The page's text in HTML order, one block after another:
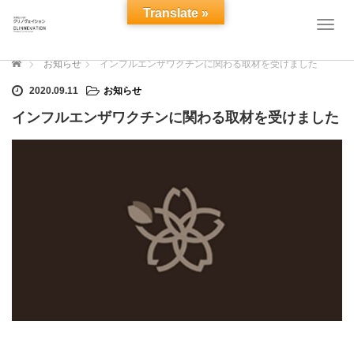
T
g
n
ホーム お知らせ インフルエンザワクチンに関わる取材を受けました
2020.09.11 お知らせ
インフルエンザワクチンに関わる取材を受けました
Translate »